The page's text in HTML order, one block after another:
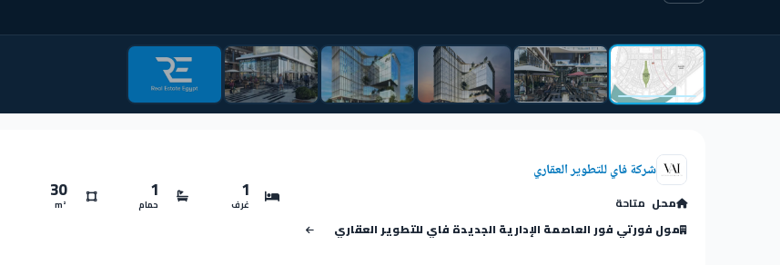
شركة فاي للتطوير العقاري
محل متاحة
مول فورتي فور العاصمة الإدارية الجديدة فاي للتطوير العقاري
1
غرف
1
حمام
30
m²